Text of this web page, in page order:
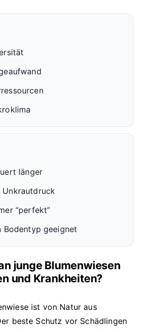
länger
Unkrautdruck
“perfekt”
Bodentyp geeignet
junge Blumenwiesen
und Krankheiten?
ist von Natur aus
beste Schutz vor Schädlingen